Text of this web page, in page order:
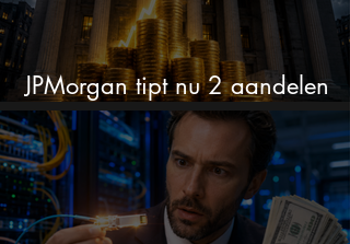
JPMorgan tipt nu 2 aandelen
voor augustus